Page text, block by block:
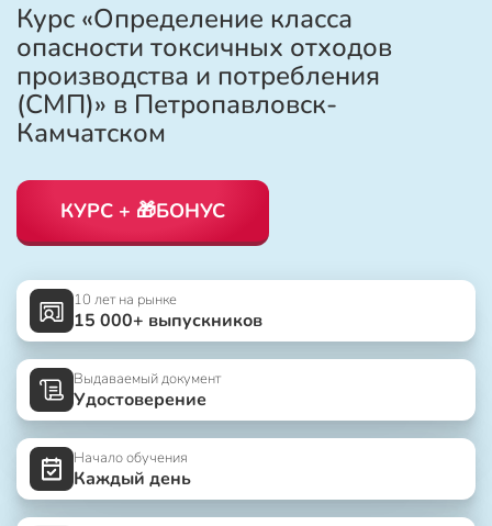
Курс «Определение класса
опасности токсичных отходов
производства и потребления
(СМП)» в Петропавловск-
Камчатском
КУРС + 🎁БОНУС
10 лет на рынке
15 000+ выпускников
Выдаваемый документ
Удостоверение
Начало обучения
Каждый день